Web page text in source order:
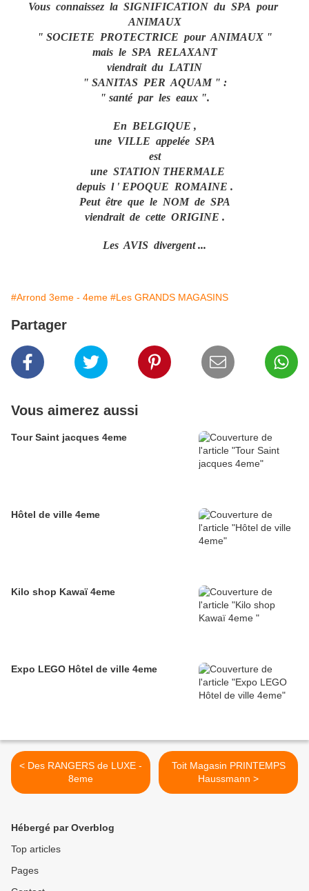
Vous connaissez la SIGNIFICATION du SPA pour
ANIMAUX
" SOCIETE PROTECTRICE pour ANIMAUX "
mais le SPA RELAXANT
viendrait du LATIN
" SANITAS PER AQUAM " :
" santé par les eaux ".
En BELGIQUE ,
une VILLE appelée SPA
est
une STATION THERMALE
depuis l ' EPOQUE ROMAINE .
Peut être que le NOM de SPA
viendrait de cette ORIGINE .
Les AVIS divergent ...
#Arrond 3eme - 4eme #Les GRANDS MAGASINS
Partager
Vous aimerez aussi
Tour Saint jacques 4eme
Hôtel de ville 4eme
Kilo shop Kawaï 4eme
Expo LEGO Hôtel de ville 4eme
< Des RANGERS de LUXE -
8eme
Toit Magasin PRINTEMPS
Haussmann >
Hébergé par Overblog
Top articles
Pages